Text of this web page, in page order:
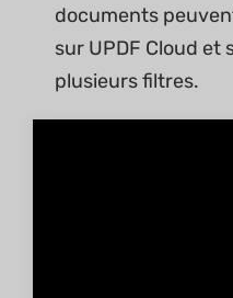
documents
sur UPDF Cloud et
plusieurs filtres.